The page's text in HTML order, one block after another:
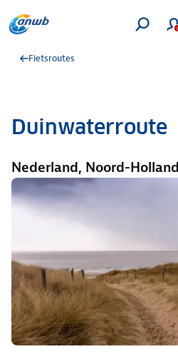
Fietsroutes
Duinwaterroute
Nederland, Noord-